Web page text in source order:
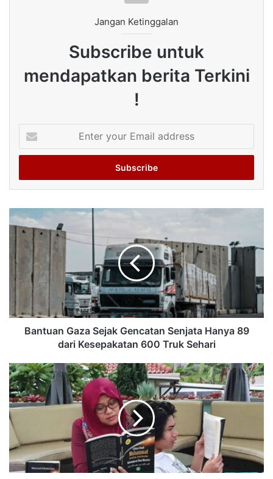
Jangan Ketinggalan
Subscribe untuk
mendapatkan berita Terkini
!
your
Email
Bantuan Gaza Sejak Gencatan Senjata Hanya 89
dari Kesepakatan 600 Truk Sehari